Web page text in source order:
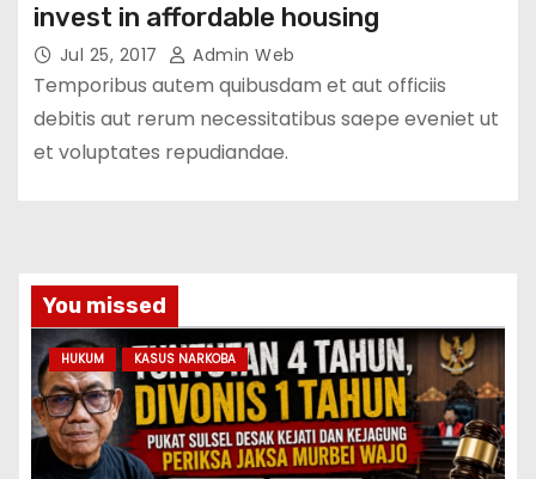
invest in affordable housing
Jul 25, 2017 Admin Web
Temporibus autem quibusdam et aut officiis
debitis aut rerum necessitatibus saepe eveniet ut
et voluptates repudiandae.
You missed
HUKUM KASUS NARKOBA